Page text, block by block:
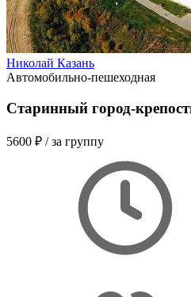
Николай Казань
Автомобильно-пешеходная
Старинный город-
5600 ₽ / за группу